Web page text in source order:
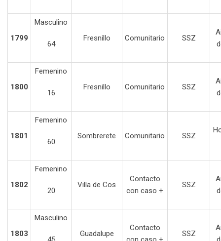
1799
Masculino
64
Fresnillo Comunitario SSZ
1800
Femenino
16
Fresnillo Comunitario SSZ
1801
Femenino
60
Sombrerete Comunitario SSZ
1802
Femenino
20
Villa de Cos
Contacto
con caso +
SSZ
1803
Masculino
Guadalupe
Contacto
SSZ